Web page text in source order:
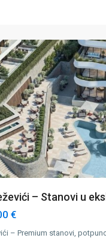
– Stanovi u
€
– Premium stanovi,